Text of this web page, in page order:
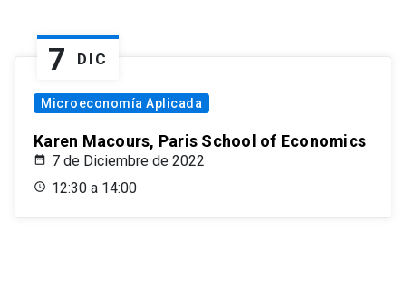
7 DIC
Microeconomía Aplicada
Karen Macours, Paris School of Economics
7 de Diciembre de 2022
12:30 a 14:00